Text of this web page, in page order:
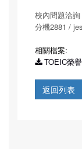
校內問題洽
分機2881 /
相關檔案:
TOEIC榮